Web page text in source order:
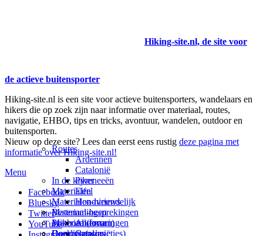
Hiking-site.nl, de site voor
de actieve buitensporter
Hiking-site.nl is een site voor actieve buitensporters, wandelaars en
hikers die op zoek zijn naar informatie over materiaal, routes,
navigatie, EHBO, tips en tricks, avontuur, wandelen, outdoor en
buitensporten.
Nieuw op deze site? Lees dan eerst eens rustig deze pagina met
informatie over Hiking-site.nl!
Menu
Facebook
Bluesky
Twitter
YouTubePrikbord (forum)
Goodies (winacties)
In de kijker
Materialen
Materialen-nieuws
Materiaal-besprekingen
Materiaal-ervaringen
Boekrecensies
Routes
Ardennen
Catalonië
Pyreneeën
Eifel
Hondvriendelijk
Bestemmingen
Andorra
Catalonië
Deze site